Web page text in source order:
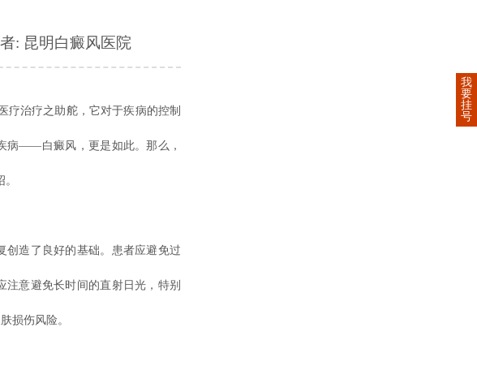
: 昆明白癜风医院
疗治疗之助舵，它对于疾病的控制
病——白癜风，更是如此。那么，
造了良好的基础。患者应避免过
意避免长时间的直射日光，特别
损伤风险。
我
要
挂
号